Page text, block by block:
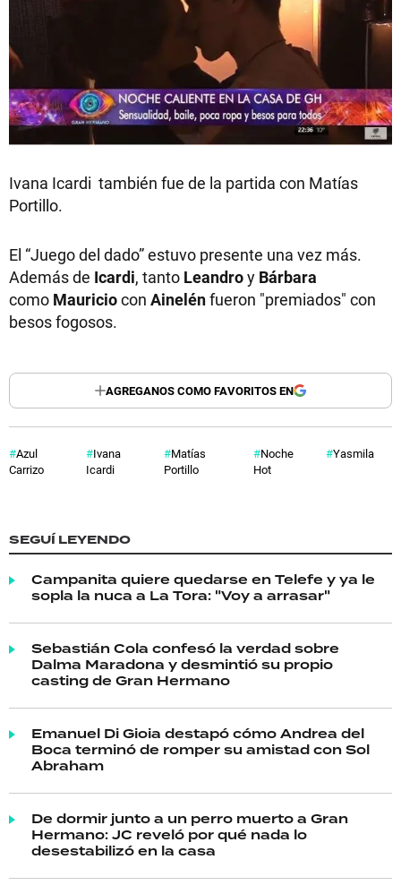
Ivana Icardi también fue de la partida con Matías
Portillo.
El “Juego del dado” estuvo presente una vez más.
Además de Icardi, tanto Leandroy Bárbara
como Mauriciocon Ainelénfueron "premiados" con
besos fogosos.
AGREGANOS COMO FAVORITOS EN
Azul
Carrizo
Ivana
Icardi
Matías
Portillo
Noche
Hot
Yasmila
SEGUÍ LEYENDO
Campanita quiere quedarse en Telefe y ya le
sopla la nuca a La Tora: "Voy a arrasar"
Sebastián Cola confesó la verdad sobre
Dalma Maradona y desmintió su propio
casting de Gran Hermano
Emanuel Di Gioia destapó cómo Andrea del
Boca terminó de romper su amistad con Sol
Abraham
De dormir junto a un perro muerto a Gran
Hermano: JC reveló por qué nada lo
desestabilizó en la casa